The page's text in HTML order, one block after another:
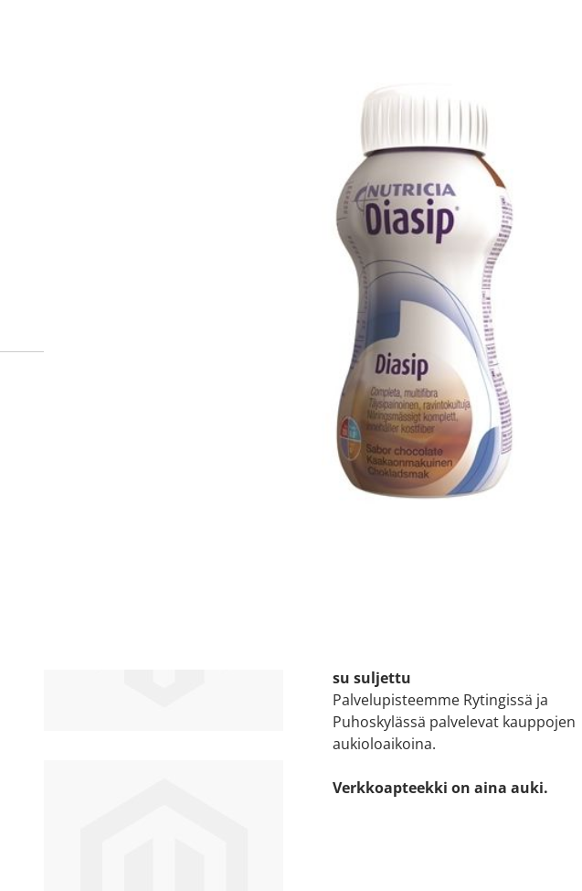
Reseptilääkkeiden tilaaminen edellyttää voimassa olevaa reseptiä, ja voit
-palvelusta. Tilausta varten sinun pitää ensin
tunnistautua. Apteekki käsittelee tilauksesi, jonka jälkeen voit maksaa ostoksesi.
Apteekin tiedot
Katso sijainti kartalla
su suljettu
Palvelupisteemme Rytingissä ja
Puhoskylässä palvelevat kauppojen
aukioloaikoina.
Verkkoapteekki on aina auki.